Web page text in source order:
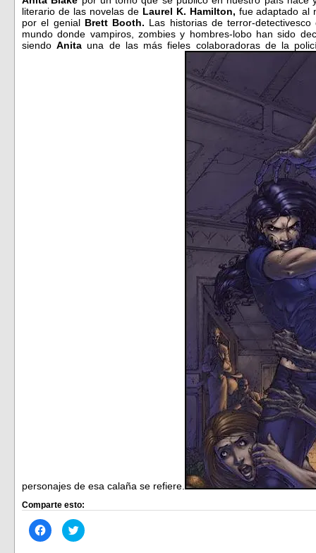
literario de las novelas deLaurel K. Hamilton, fue adaptado al
por el genial Brett Booth. Las historias de terror-
mundo donde vampiros, zombies y hombres-lobo han sido
siendoAnitauna de las más fieles colaboradoras de la
personajes de esa calaña se refiere.
Comparte esto:
Haz
clic
Haz
clic